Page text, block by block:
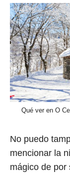
Qué ver en O
No puedo
mencionar la
mágico de por